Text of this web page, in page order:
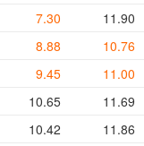
7.30 11.90
8.88 10.76
9.45 11.00
10.65 11.69
10.42 11.86